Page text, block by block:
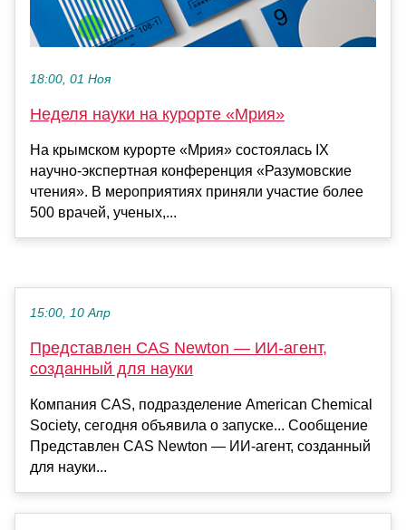
18:00, 01 Ноя
Неделя науки на курорте «Мрия»
На крымском курорте «Мрия» состоялась IX
научно-экспертная конференция «Разумовские
чтения». В мероприятиях приняли участие более
500 врачей, ученых,...
15:00, 10 Апр
Представлен CAS Newton — ИИ-агент,
созданный для науки
Компания CAS, подразделение American Chemical
Society, сегодня объявила о запуске... Сообщение
Представлен CAS Newton — ИИ-агент, созданный
для науки...